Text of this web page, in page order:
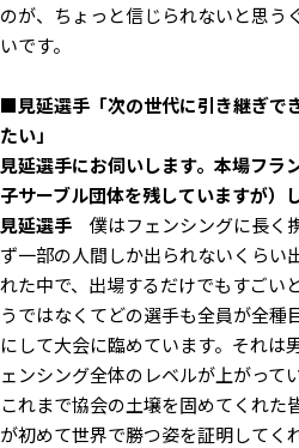
のが、ちょっと信じられないと思う
いです。
■見延選手「次の世代に引き継ぎで
たい」
――見延選手にお伺いします。本場フ
子サーブル団体を残していますが）
見延選手 僕はフェンシングに長く
ず一部の人間しか出られないくらい
れた中で、出場するだけでもすごい
うではなくてどの選手も全員が全種
にして大会に臨めています。それは
ェンシング全体のレベルが上がって
これまで協会の土壌を固めてくれた
が初めて世界で勝つ姿を証明してく